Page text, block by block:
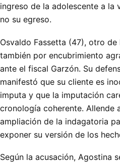
ingreso de la adolescente a la
no su egreso.
Osvaldo Fassetta (47), otro
también por encubrimiento
ante el fiscal Garzón. Su
manifestó que su cliente es
imputa y que la imputación
cronología coherente. Allende
ampliación de la indagatoria
exponer su versión de los
Según la acusación, Agostina